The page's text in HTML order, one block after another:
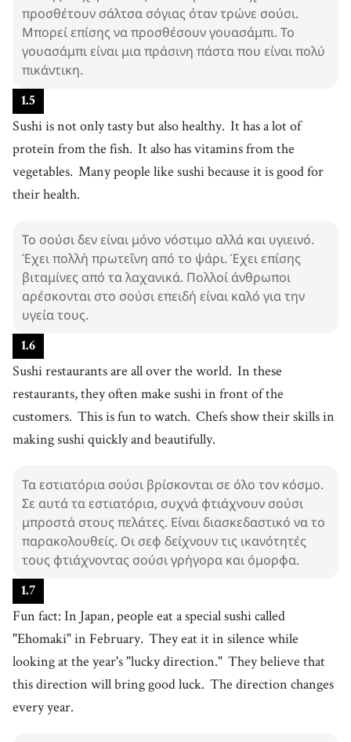
προσθέτουν σάλτσα σόγιας όταν τρώνε σούσι.
Μπορεί επίσης να προσθέσουν γουασάμπι. Το
γουασάμπι είναι μια πράσινη πάστα που είναι πολύ
πικάντικη.
1.5
Sushi is not only tasty but also healthy. It has a lot of
protein from the fish. It also has vitamins from the
vegetables. Many people like sushi because it is good for
their health.
Το σούσι δεν είναι μόνο νόστιμο αλλά και υγιεινό.
Έχει πολλή πρωτεΐνη από το ψάρι. Έχει επίσης
βιταμίνες από τα λαχανικά. Πολλοί άνθρωποι
αρέσκονται στο σούσι επειδή είναι καλό για την
υγεία τους.
1.6
Sushi restaurants are all over the world. In these
restaurants, they often make sushi in front of the
customers. This is fun to watch. Chefs show their skills in
making sushi quickly and beautifully.
Τα εστιατόρια σούσι βρίσκονται σε όλο τον κόσμο.
Σε αυτά τα εστιατόρια, συχνά φτιάχνουν σούσι
μπροστά στους πελάτες. Είναι διασκεδαστικό να το
παρακολουθείς. Οι σεφ δείχνουν τις ικανότητές
τους φτιάχνοντας σούσι γρήγορα και όμορφα.
1.7
Fun fact: In Japan, people eat a special sushi called
"Ehomaki" in February. They eat it in silence while
looking at the year's "lucky direction." They believe that
this direction will bring good luck. The direction changes
every year.